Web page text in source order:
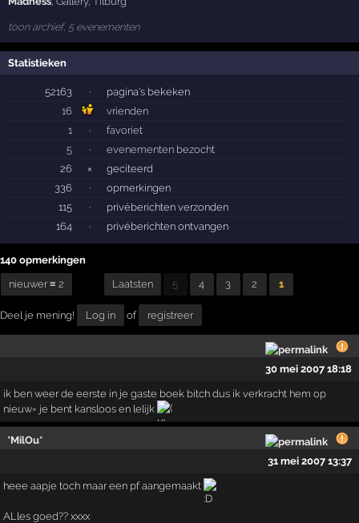
toon archief, 5 evenementen
Statistieken
52163 ·
pagina's bekeken
16
vrienden
1
·
favoriet
5
·
evenementen bezocht
26
×
geciteerd
336
·
opmerkingen
115
·
privéberichten verzonden
164
· privéberichten ontvangen
140 opmerkingen
nieuwer ≡ 2 Laatsten 5 4 3 2 1
Deel je mening! Log in of registreer
30 mei 2007 18:18
ik ben weer de eerste in je gaste boek bitch dus ik verkracht hem op
nieuw= je bent kansloos en lelijk
*MilOu*
31 mei 2007 13:37
heee aapje toch maar een pf aangemaakt
ALles goed?? xxxx